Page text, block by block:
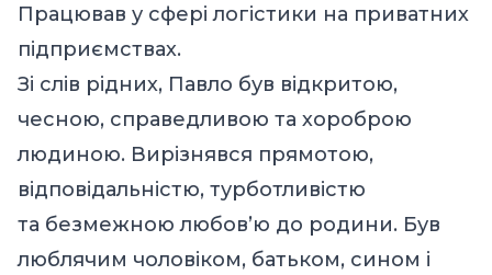
Працював у сфері логістики на приватних
підприємствах.
Зі слів рідних, Павло був відкритою,
чесною, справедливою та хороброю
людиною. Вирізнявся прямотою,
відповідальністю, турботливістю
та безмежною любов’ю до родини. Був
люблячим чоловіком, батьком, сином і